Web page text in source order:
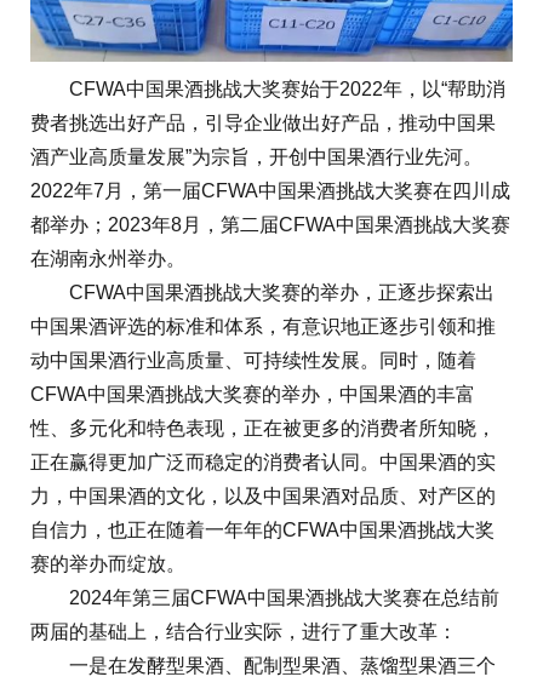
CFWA中国果酒挑战大奖赛始于2022年，以“帮助消
费者挑选出好产品，引导企业做出好产品，推动中国果
酒产业高质量发展”为宗旨，开创中国果酒行业先河。
2022年7月，第一届CFWA中国果酒挑战大奖赛在四川成
都举办；2023年8月，第二届CFWA中国果酒挑战大奖赛
在湖南永州举办。
CFWA中国果酒挑战大奖赛的举办，正逐步探索出
中国果酒评选的标准和体系，有意识地正逐步引领和推
动中国果酒行业高质量、可持续性发展。同时，随着
CFWA中国果酒挑战大奖赛的举办，中国果酒的丰富
性、多元化和特色表现，正在被更多的消费者所知晓，
正在赢得更加广泛而稳定的消费者认同。中国果酒的实
力，中国果酒的文化，以及中国果酒对品质、对产区的
自信力，也正在随着一年年的CFWA中国果酒挑战大奖
赛的举办而绽放。
2024年第三届CFWA中国果酒挑战大奖赛在总结前
两届的基础上，结合行业实际，进行了重大改革：
一是在发酵型果酒、配制型果酒、蒸馏型果酒三个